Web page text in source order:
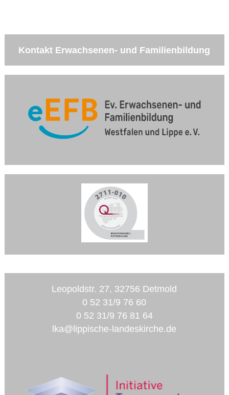
Kontakt Erwachsenen- und Familienbildung
Leopoldstr. 27, 32756 Detmold
0 52 31/9 76 60
0 52 31/9 76 81 64
lka@lippische-landeskirche.de